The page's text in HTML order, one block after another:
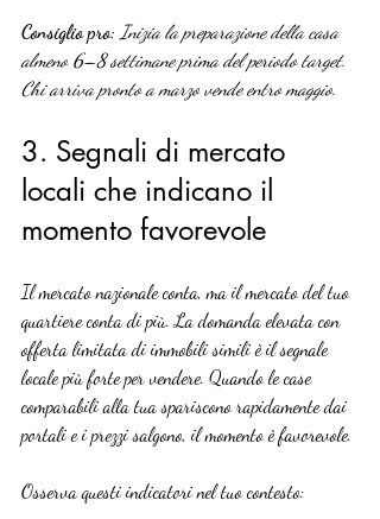
Consiglio pro: Inizia la preparazione della casa
almeno 6–8 settimane prima del periodo target.
Chi arriva pronto a marzo vende entro maggio.
3. Segnali di mercato
locali che indicano il
momento favorevole
Il mercato nazionale conta, ma il mercato del tuo
quartiere conta di più. La domanda elevata con
offerta limitata di immobili simili è il segnale
locale più forte per vendere. Quando le case
comparabili alla tua spariscono rapidamente dai
portali e i prezzi salgono, il momento è favorevole.
Osserva questi indicatori nel tuo contesto: